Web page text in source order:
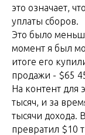
это означает,
уплаты сборов.
Это было
момент я был
итоге его
продажи - $65
На контент для
тысяч, и за
тысячи дохода.
превратил $10